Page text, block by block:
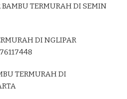
TERMURAH DI SEMIN
DI NGLIPAR
TERMURAH DI